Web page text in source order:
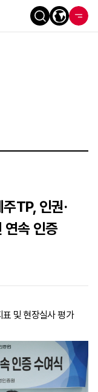
TP, 인권·
연속 인증
및 현장실사 평가